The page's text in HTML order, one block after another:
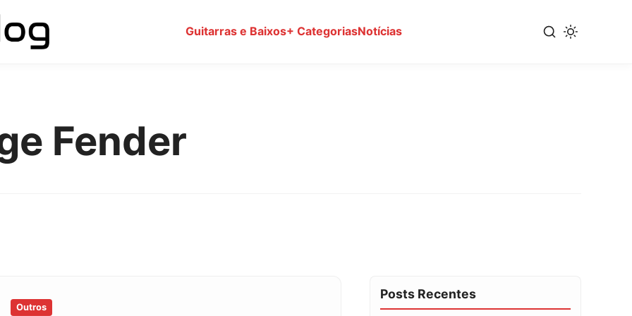
Guitarras e Baixos+ CategoriasNotícias
Fender
Outros
Posts Recentes